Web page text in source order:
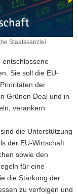
Staatskanzlei
entschlossene
Sie soll die EU-
der
Grünen Deal und in
verankern.
die Unterstützung
der EU-Wirtschaft
sowie den
für eine
die Stärkung der
zu verfolgen und